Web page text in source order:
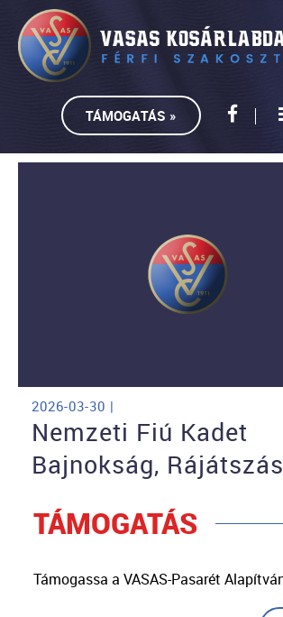
TÁMOGATÁS »
2026-03-30 |
Nemzeti Fiú Kadet
Bajnokság, Rájátszás
TÁMOGATÁS
Támogassa a VASAS-Pasarét